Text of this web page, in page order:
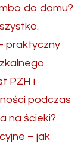
do domu?
praktyczny
PZH i
podczas
na ścieki?
– jak